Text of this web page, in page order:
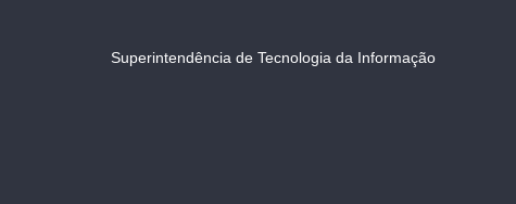
Superintendência de Tecnologia da Informação